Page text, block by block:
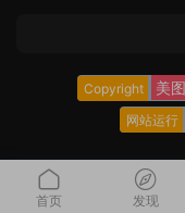
Copyright 美
网站运行
首页 发现